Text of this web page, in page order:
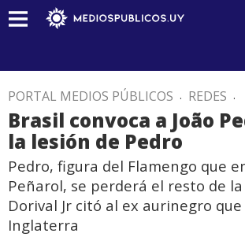
PORTAL MEDIOS PÚBLICOS . REDES .
Brasil convoca a João
la lesión de Pedro
Pedro, figura del Flamengo que
Peñarol, se perderá el resto de
Dorival Jr citó al ex aurinegro
Inglaterra